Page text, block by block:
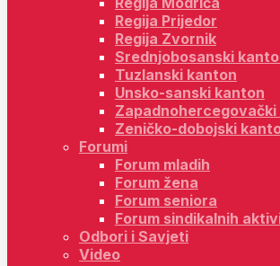
Regija Prijedor
Regija Zvornik
Srednjobosanski
Tuzlanski kanton
Unsko-sanski kanton
Zapadnohercegovački
Zeničko-dobojski
Forumi
Forum mladih
Forum žena
Forum seniora
Forum sindikalnih
Odbori i Savjeti
Video